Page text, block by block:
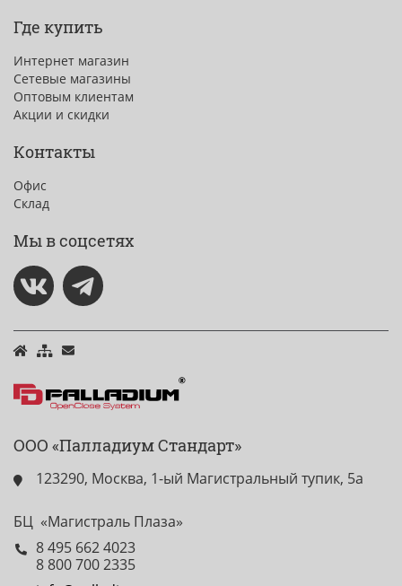
Где купить
Интернет магазин
Сетевые магазины
Оптовым клиентам
Акции и скидки
Контакты
Офис
Склад
Мы в соцсетях
ООО «Палладиум Стандарт»
123290, Москва, 1-ый Магистральный тупик, 5а
БЦ «Магистраль Плаза»
8 495 662 4023
8 800 700 2335